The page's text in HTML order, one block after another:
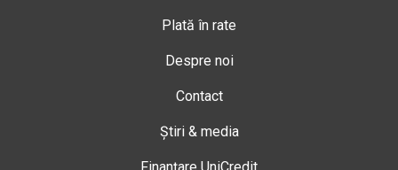
Plată în rate
Despre noi
Contact
Știri & media